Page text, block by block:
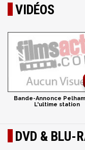
VIDÉOS
Bande-Annonce Pelham
L'ultime station
DVD & BLU-